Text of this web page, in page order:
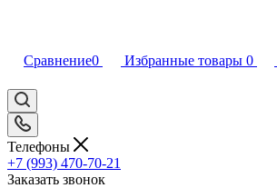
Сравнение0 Избранные товары 0
Телефоны
+7 (993) 470-70-21
Заказать звонок